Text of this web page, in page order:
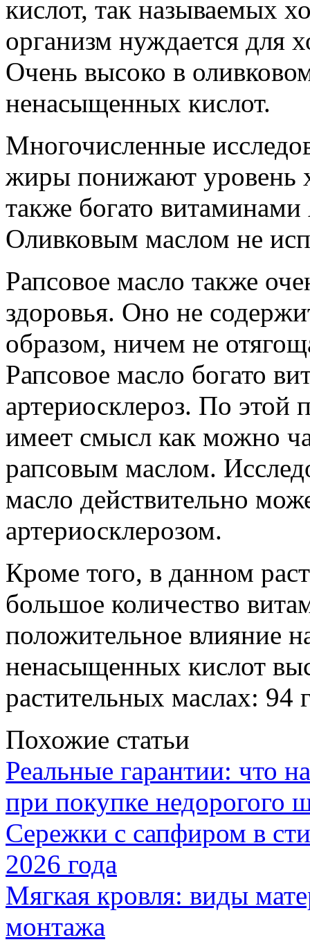
кислот, так называемых
организм нуждается для
Очень высоко в
ненасыщенных кислот.
Многочисленные
жиры понижают уровень
также богато
Оливковым маслом не
Рапсовое масло также
здоровья. Оно не
образом, ничем не
Рапсовое масло богато
артериосклероз. По
имеет смысл как можно
рапсовым маслом.
масло действительно
артериосклерозом.
Кроме того, в данном
большое количество
положительное влияние
ненасыщенных кислот
растительных маслах: 94
Похожие статьи
Реальные гарантии: что
при покупке недорогого
Сережки с сапфиром в
2026 года
Мягкая кровля: виды
монтажа